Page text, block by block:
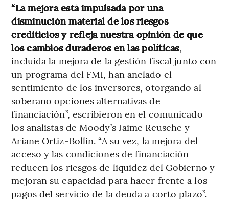
“La mejora está impulsada por una
disminución material de los riesgos
crediticios y refleja nuestra opinión de que
los cambios duraderos en las políticas,
incluida la mejora de la gestión fiscal junto con
un programa del FMI, han anclado el
sentimiento de los inversores, otorgando al
soberano opciones alternativas de
financiación”, escribieron en el comunicado
los analistas de Moody’s Jaime Reusche y
Ariane Ortiz-Bollin. “A su vez, la mejora del
acceso y las condiciones de financiación
reducen los riesgos de liquidez del Gobierno y
mejoran su capacidad para hacer frente a los
pagos del servicio de la deuda a corto plazo”.